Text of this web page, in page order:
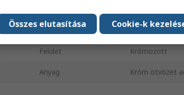
Felület Krómozott
Anyag Króm ötvözet
Cookie-k
Összes elutasítása